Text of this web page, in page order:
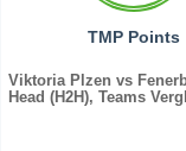
TMP Points
Viktoria Plzen vs
Head (H2H), Teams